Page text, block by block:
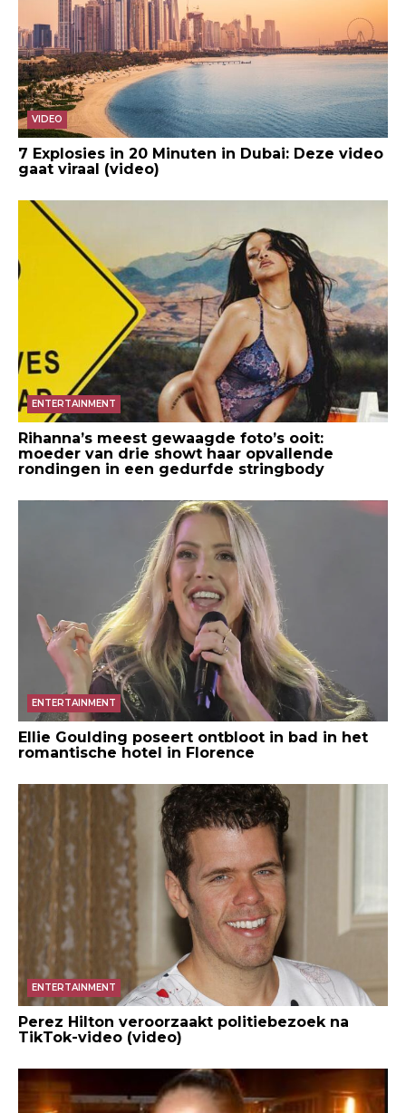
VIDEO
7 Explosies in 20 Minuten in Dubai: Deze video
gaat viraal (video)
ENTERTAINMENT
Rihanna’s meest gewaagde foto’s ooit:
moeder van drie showt haar opvallende
rondingen in een gedurfde stringbody
ENTERTAINMENT
Ellie Goulding poseert ontbloot in bad in het
romantische hotel in Florence
ENTERTAINMENT
Perez Hilton veroorzaakt politiebezoek na
TikTok-video (video)